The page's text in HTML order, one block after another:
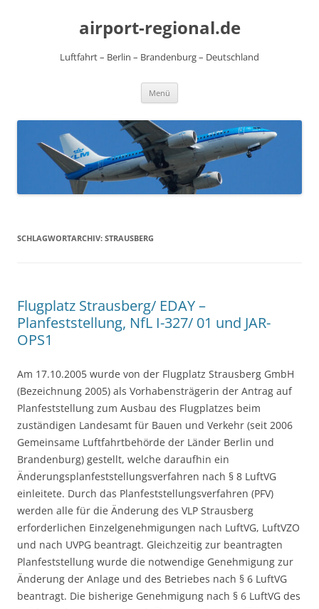
airport-regional.de
Luftfahrt – Berlin – Brandenburg – Deutschland
Menü
SCHLAGWORTARCHIV: STRAUSBERG
Flugplatz Strausberg/ EDAY –
Planfeststellung, NfL I-327/ 01 und JAR-
OPS1
Am 17.10.2005 wurde von der Flugplatz Strausberg GmbH
(Bezeichnung 2005) als Vorhabensträgerin der Antrag auf
Planfeststellung zum Ausbau des Flugplatzes beim
zuständigen Landesamt für Bauen und Verkehr (seit 2006
Gemeinsame Luftfahrtbehörde der Länder Berlin und
Brandenburg) gestellt, welche daraufhin ein
Änderungsplanfeststellungsverfahren nach § 8 LuftVG
einleitete. Durch das Planfeststellungsverfahren (PFV)
werden alle für die Änderung des VLP Strausberg
erforderlichen Einzelgenehmigungen nach LuftVG, LuftVZO
und nach UVPG beantragt. Gleichzeitig zur beantragten
Planfeststellung wurde die notwendige Genehmigung zur
Änderung der Anlage und des Betriebes nach § 6 LuftVG
beantragt. Die bisherige Genehmigung nach § 6 LuftVG des